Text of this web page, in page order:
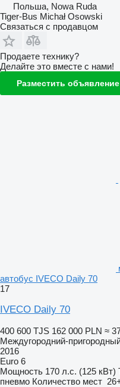
Польша, Nowa Ruda
Tiger-Bus Michał Osowski
Связаться с продавцом
Продаете технику?
Делайте это вместе с нами!
Разместить объявление
автобус IVECO Daily 70
17
IVECO Daily 70
400 600 TJS 162 000 PLN ≈
Междугородний-
2016
Euro 6
Мощность 170 л.с. (125 кВт)
пневмо Количество мест